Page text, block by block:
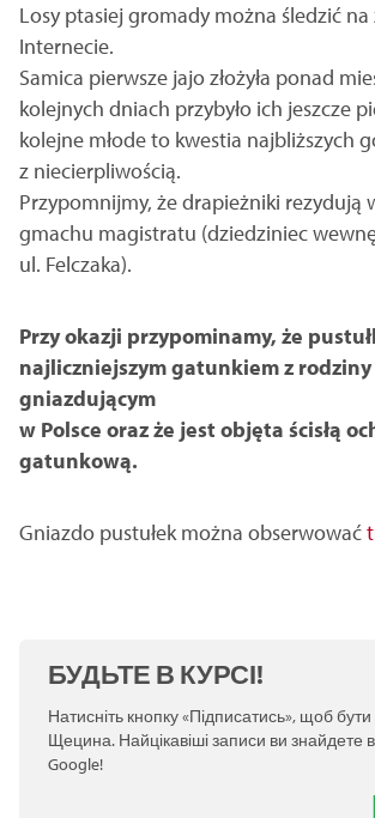
Losy ptasiej gromady można śledzić
Internecie.
Samica pierwsze jajo złożyła ponad
kolejnych dniach przybyło ich jeszcze
kolejne młode to kwestia najbliższych
z niecierpliwością.
Przypomnijmy, że drapieżniki rezydują
gmachu magistratu (dziedziniec
ul. Felczaka).
Przy okazji przypominamy, że
najliczniejszym gatunkiem z rodziny
gniazdującym
w Polsce oraz że jest objęta ścisłą
gatunkową.
Gniazdo pustułek można obserwować
БУДЬТЕ В КУРСІ!
Натисніть кнопку «Підписатись», щоб бути
Щецина. Найцікавіші записи ви знайдете
Google!